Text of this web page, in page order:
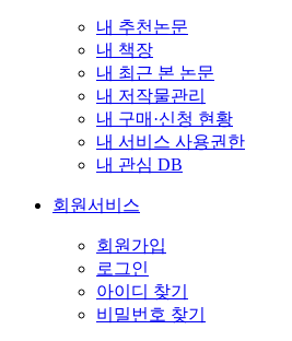
내 추천논문
내 책장
내 최근 본 논문
내 저작물관리
내 구매·신청 현황
내 서비스 사용권한
내 관심 DB
회원서비스
회원가입
로그인
아이디 찾기
비밀번호 찾기